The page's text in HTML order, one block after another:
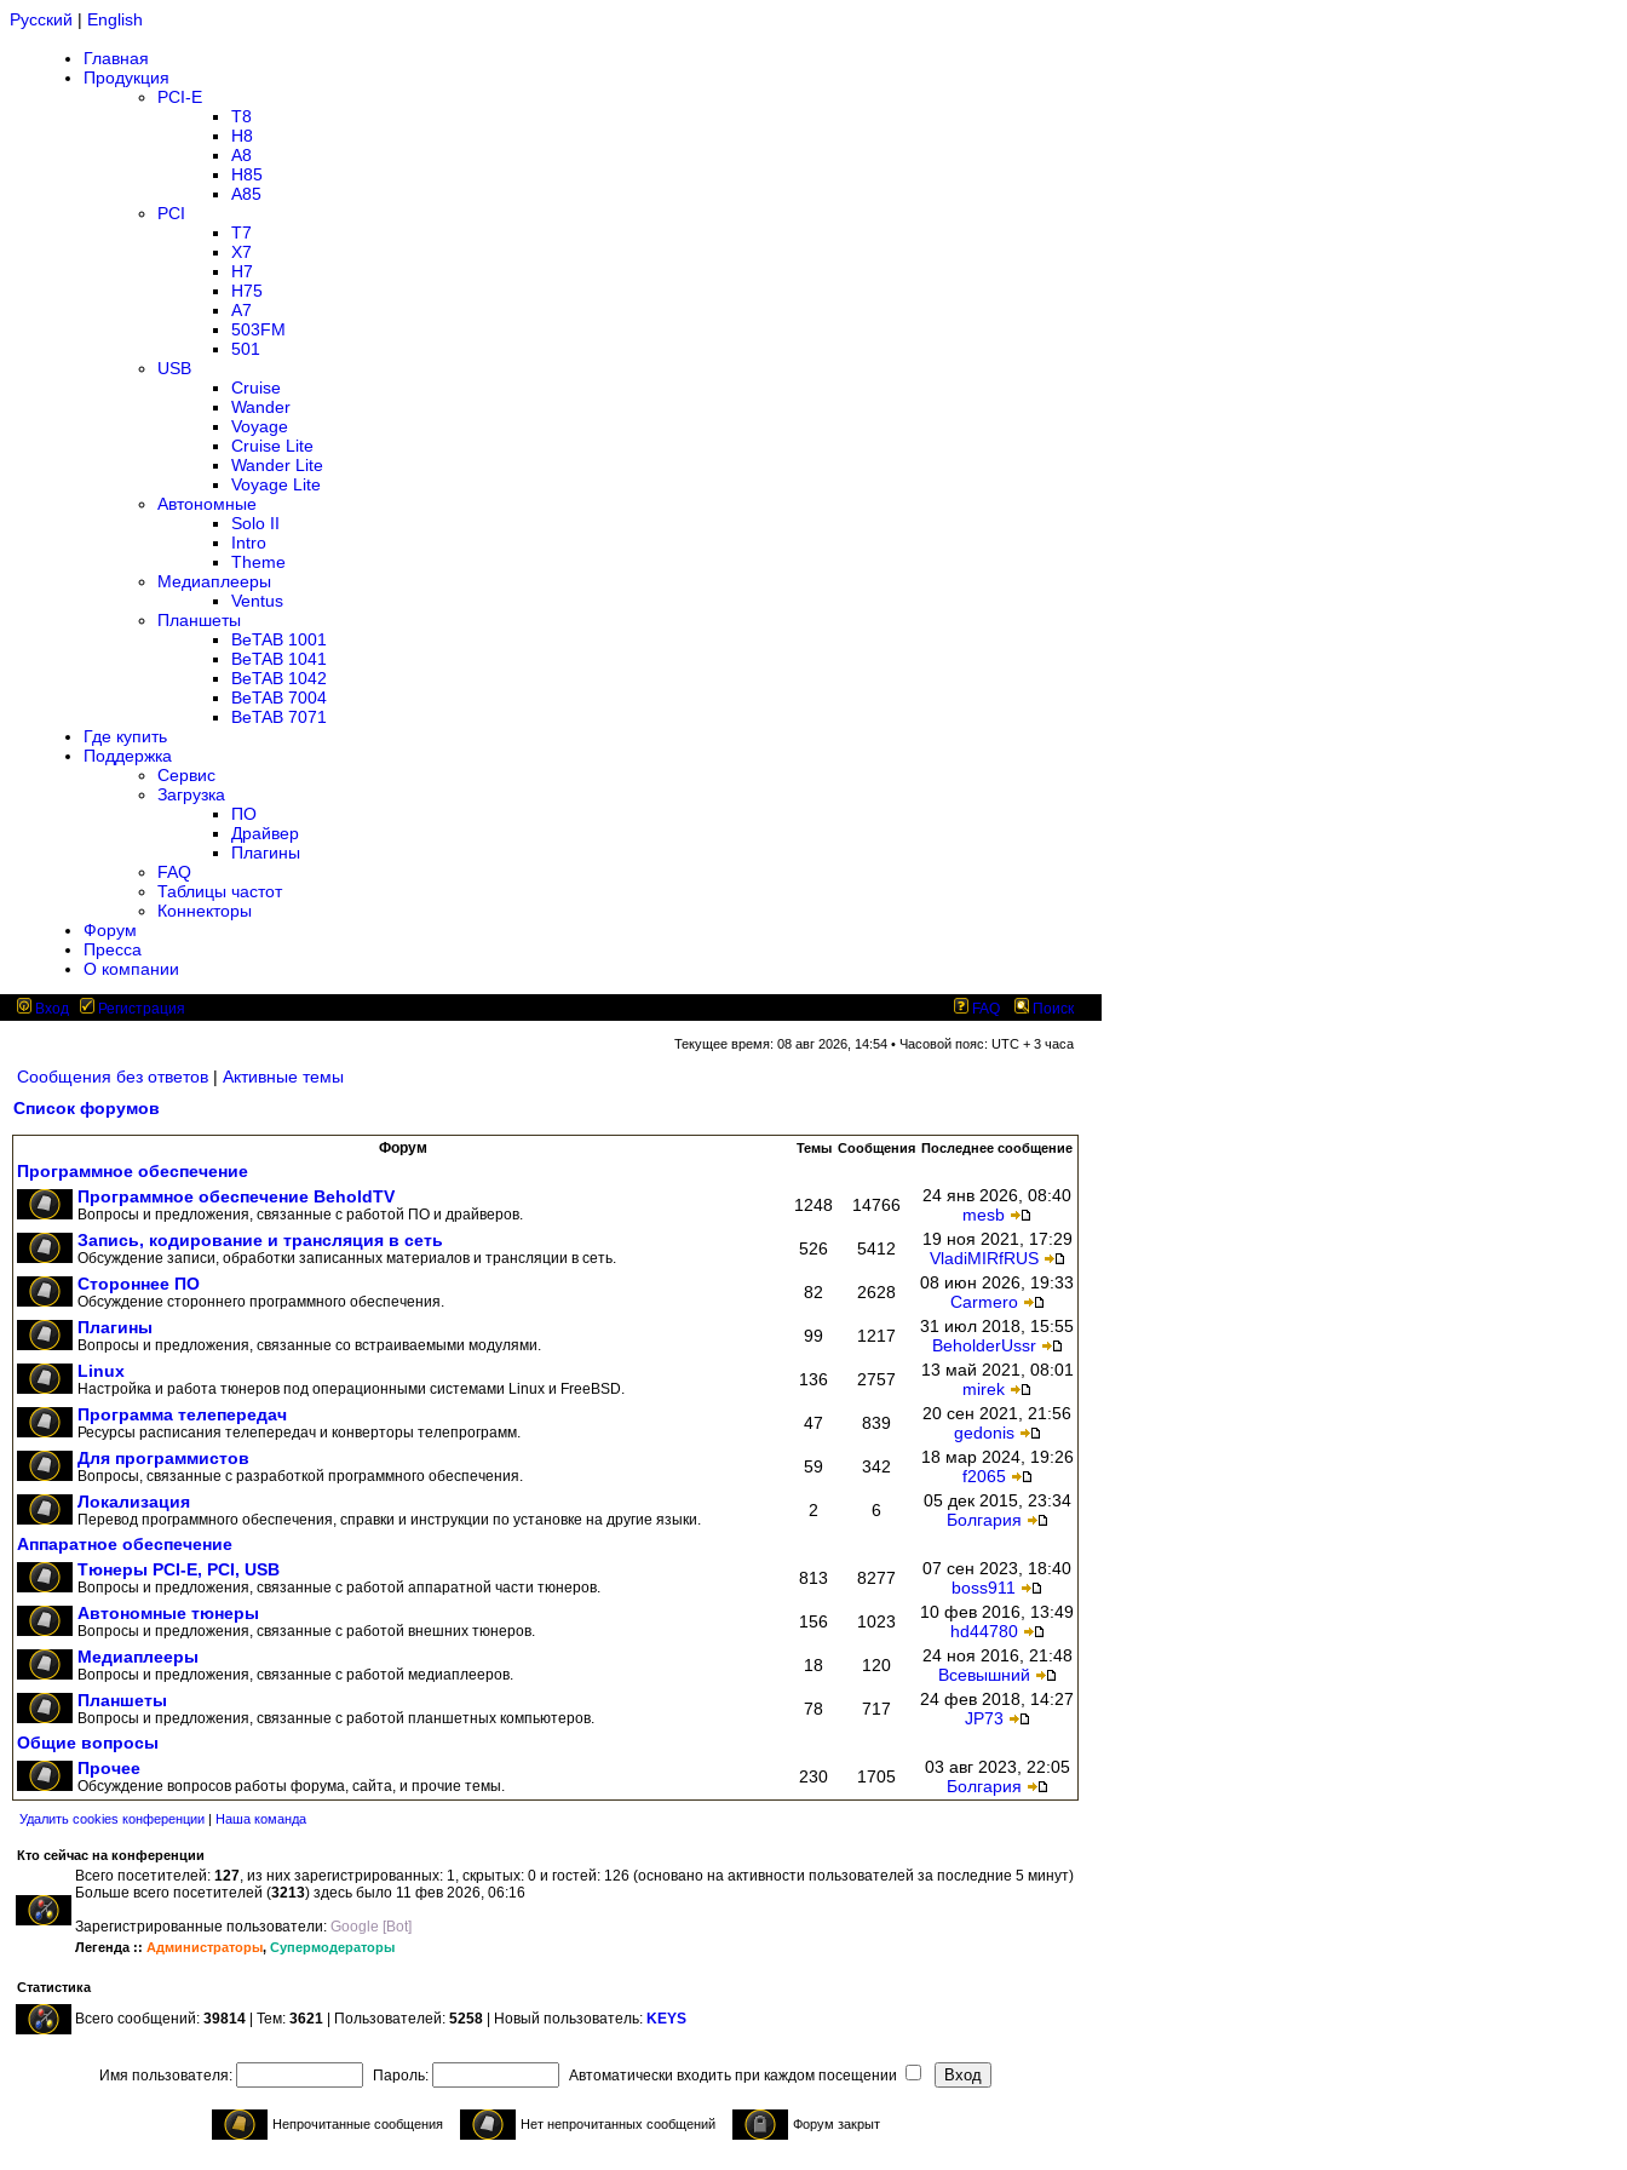
Русский | English
Главная
Продукция
PCI-E
T8
H8
A8
H85
A85
PCI
T7
X7
H7
H75
A7
503FM
501
USB
Cruise
Wander
Voyage
Cruise Lite
Wander Lite
Voyage Lite
Автономные
Solo II
Intro
Theme
Медиаплееры
Ventus
Планшеты
BeTAB 1001
BeTAB 1041
BeTAB 1042
BeTAB 7004
BeTAB 7071
Где купить
Поддержка
Сервис
Загрузка
ПО
Драйвер
Плагины
FAQ
Таблицы частот
Коннекторы
Форум
Пресса
О компании
Вход Регистрация FAQ Поиск
Текущее время: 08 авг 2026, 14:54 • Часовой пояс: UTC + 3 часа
Сообщения без ответов | Активные темы
Список форумов
Форум Темы Сообщения Последнее сообщение
Программное обеспечение
Программное обеспечение BeholdTV
Вопросы и предложения, связанные с работой ПО и драйверов. 1248 14766
24 янв 2026, 08:40
mesb
Запись, кодирование и трансляция в сеть
Обсуждение записи, обработки записанных материалов и трансляции в сеть. 526 5412
19 ноя 2021, 17:29
VladiMIRfRUS
Стороннее ПО
Обсуждение стороннего программного обеспечения. 82 2628
08 июн 2026, 19:33
Carmero
Плагины
Вопросы и предложения, связанные со встраиваемыми модулями. 99 1217
31 июл 2018, 15:55
BeholderUssr
Linux
Настройка и работа тюнеров под операционными системами Linux и FreeBSD. 136 2757
13 май 2021, 08:01
mirek
Программа телепередач
Ресурсы расписания телепередач и конверторы телепрограмм. 47 839
20 сен 2021, 21:56
gedonis
Для программистов
Вопросы, связанные с разработкой программного обеспечения. 59 342
18 мар 2024, 19:26
f2065
Локализация
Перевод программного обеспечения, справки и инструкции по установке на другие языки. 2 6
05 дек 2015, 23:34
Болгария
Аппаратное обеспечение
Тюнеры PCI-E, PCI, USB
Вопросы и предложения, связанные с работой аппаратной части тюнеров. 813 8277
07 сен 2023, 18:40
boss911
Автономные тюнеры
Вопросы и предложения, связанные с работой внешних тюнеров. 156 1023
10 фев 2016, 13:49
hd44780
Медиаплееры
Вопросы и предложения, связанные с работой медиаплееров. 18 120
24 ноя 2016, 21:48
Всевышний
Планшеты
Вопросы и предложения, связанные с работой планшетных компьютеров. 78 717
24 фев 2018, 14:27
JP73
Общие вопросы
Прочее
Обсуждение вопросов работы форума, сайта, и прочие темы. 230 1705
03 авг 2023, 22:05
Болгария
Удалить cookies конференции | Наша команда
Кто сейчас на конференции
Всего посетителей: 127, из них зарегистрированных: 1, скрытых: 0 и гостей: 126 (основано на активности пользователей за последние 5 минут)
Больше всего посетителей (3213) здесь было 11 фев 2026, 06:16
Зарегистрированные пользователи: Google [Bot]
Легенда :: Администраторы, Супермодераторы
Статистика
Всего сообщений: 39814 | Тем: 3621 | Пользователей: 5258 | Новый пользователь: KEYS
Имя пользователя: Пароль: Автоматически входить при каждом посещении
Непрочитанные сообщения Нет непрочитанных сообщений Форум закрыт